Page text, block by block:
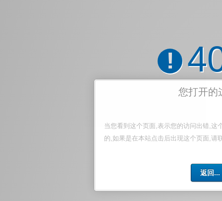
!
您打开的
当您看到这个页面,表示您的访问出错,这
的,如果是在本站点击后出现这个页面,请
返回...